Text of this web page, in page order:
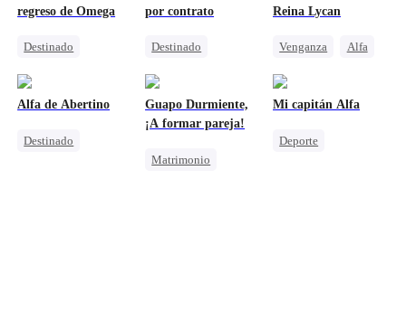
regreso de Omega
Destinado
por contrato
Destinado
Reina Lycan
Venganza
Alfa
Alfa de Abertino
Destinado
Guapo Durmiente,
¡A formar pareja!
Matrimonio
Mi capitán Alfa
Deporte